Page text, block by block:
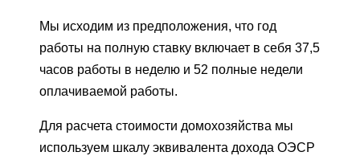
Мы исходим из предположения, что год
работы на полную ставку включает в себя 37,5
часов работы в неделю и 52 полные недели
оплачиваемой работы.
Для расчета стоимости домохозяйства мы
используем шкалу эквивалента дохода ОЭСР